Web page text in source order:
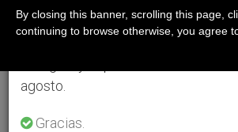
agosto.
Gracias.
By closing this banner, scrolling this page,
continuing to browse otherwise, you agree